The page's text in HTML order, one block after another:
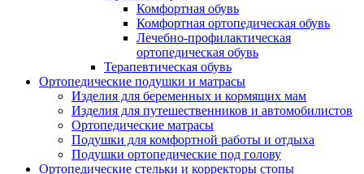
Комфортная обувь
Комфортная ортопедическая обувь
Лечебно-профилактическая
ортопедическая обувь
Терапевтическая обувь
Ортопедические подушки и матрасы
Изделия для беременных и кормящих мам
Изделия для путешественников и автомобилистов
Ортопедические матрасы
Подушки для комфортной работы и отдыха
Подушки ортопедические под голову
Ортопедические стельки и корректоры стопы